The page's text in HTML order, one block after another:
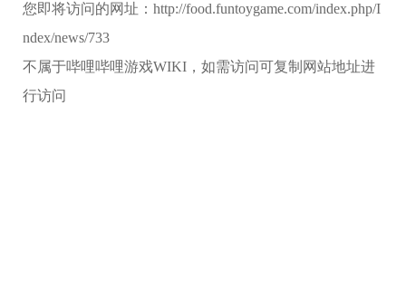
您即将访问的网址： http://food.funtoygame.com/index.php/I
ndex/news/733
不属于哔哩哔哩游戏WIKI，如需访问可复制网站地址进
行访问